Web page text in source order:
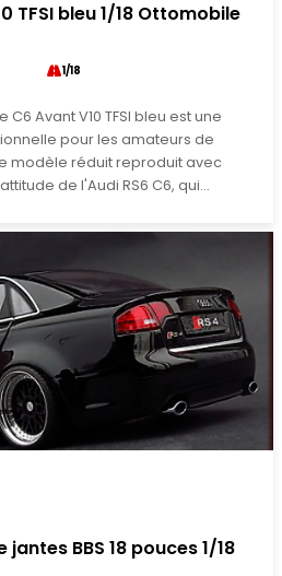
TFSI bleu 1/18 Ottomobile
1/18
C6 Avant V10 TFSI bleu est une
pour les amateurs de
modèle réduit reproduit avec
de l'Audi RS6 C6, qui...
BBS 18 pouces 1/18